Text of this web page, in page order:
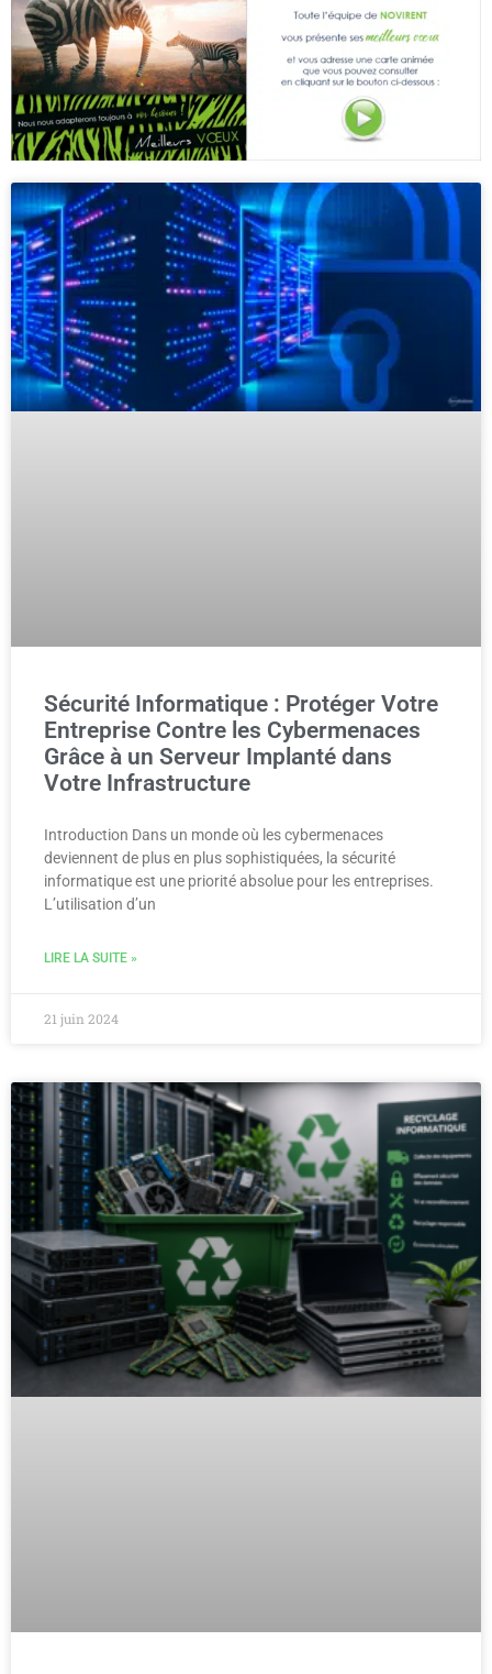
Sécurité Informatique : Protéger Votre
Entreprise Contre les Cybermenaces
Grâce à un Serveur Implanté dans
Votre Infrastructure
Introduction Dans un monde où les cybermenaces
deviennent de plus en plus sophistiquées, la sécurité
informatique est une priorité absolue pour les entreprises.
L’utilisation d’un
LIRE LA SUITE »
21 juin 2024